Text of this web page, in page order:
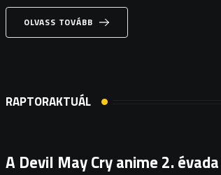
OLVASS TOVÁBB
RAPTORAKTUÁL
A Devil May Cry anime 2.